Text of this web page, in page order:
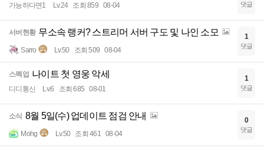
가능하다면1 Lv.24 조회 859 08-04 댓글
서버현황 무소속 랭커? 스트리머 서버 구도 및 나인 소모
Sarro Lv.50 조회 509 08-04
1
댓글
스펙업 나이트 첫 영웅 악세
디디통신 Lv.6 조회 685 08-01
1
댓글
소식 8월 5일(수) 업데이트 점검 안내
Mohg Lv.50 조회 461 08-04
0
댓글